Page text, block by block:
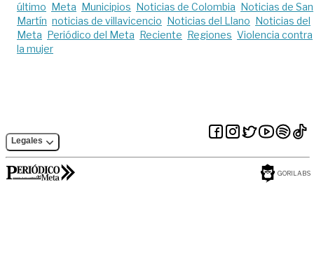
último
Meta Municipios Noticias de Colombia
Noticias de San
Martín noticias de villavicencio Noticias del Llano
Noticias del
Meta
Periódico del Meta Reciente Regiones Violencia contra
la mujer
Legales
GORILABS